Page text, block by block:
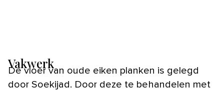
Vakwerk
De vloer van oude eiken planken is gelegd
door Soekijad. Door deze te behandelen met